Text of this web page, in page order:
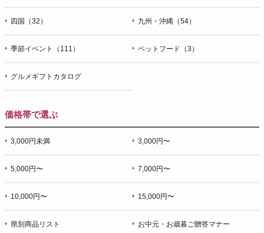
四国（32） 九州・沖縄（54）
季節イベント（111） ペットフード（3）
グルメギフトカタログ
価格帯で選ぶ
3,000円未満 3,000円〜
5,000円〜 7,000円〜
10,000円〜 15,000円〜
県別商品リスト お中元・お歳暮ご贈答マナー